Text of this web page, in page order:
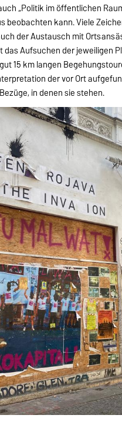
„Politik im öffentlichen
beobachten kann. Viele
der Austausch mit
Aufsuchen der jeweiligen
15 km langen
der vor Ort
in denen sie stehen.